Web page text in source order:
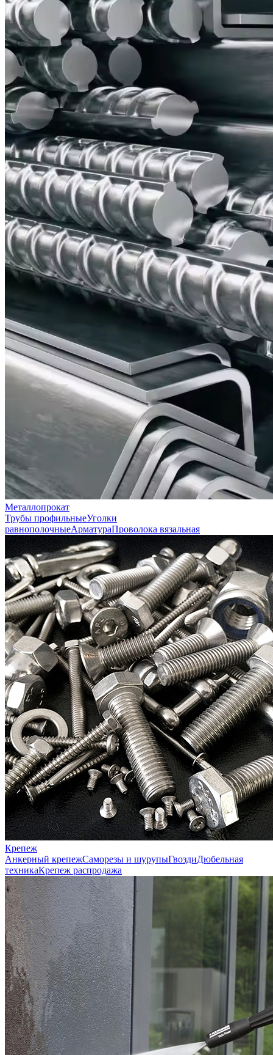
Металлопрокат
Трубы профильныеУголки
равнополочныеАрматураПроволока вязальная
Крепеж
Анкерный крепежСаморезы и шурупыГвоздиДюбельная
техникаКрепеж распродажа